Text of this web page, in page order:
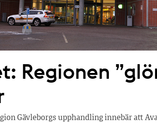
Regionen
Gävleborgs upphandling innebär att